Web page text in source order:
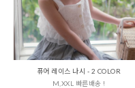
퓨어 레이스 나시 - 2 COLOR
M,XXL 빠른배송 !